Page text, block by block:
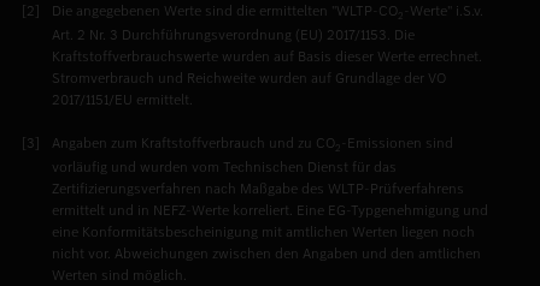
Die angegebenen Werte sind die ermittelten "WLTP-CO2
-Werte" i.S.v.
Art. 2 Nr. 3 Durchführungsverordnung (EU) 2017/1153. Die
Kraftstoffverbrauchswerte wurden auf Basis dieser Werte errechnet.
Stromverbrauch und Reichweite wurden auf Grundlage der VO
2017/1151/EU ermittelt.
Angaben zum Kraftstoffverbrauch und zu CO2
-Emissionen sind
vorläufig und wurden vom Technischen Dienst für das
Zertifizierungsverfahren nach Maßgabe des WLTP-Prüfverfahrens
ermittelt und in NEFZ-Werte korreliert. Eine EG-Typgenehmigung und
eine Konformitätsbescheinigung mit amtlichen Werten liegen noch
nicht vor. Abweichungen zwischen den Angaben und den amtlichen
Werten sind möglich.